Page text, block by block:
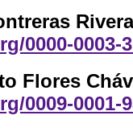
Rivera
0000-0003-
Flores
0009-0001-